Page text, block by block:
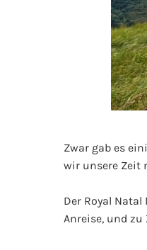
Zwar gab es
wir unsere Zeit
Der Royal
Anreise, und